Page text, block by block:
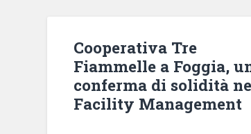
Cooperativa Tre
Fiammelle a Foggia,
conferma di solidità
Facility Management